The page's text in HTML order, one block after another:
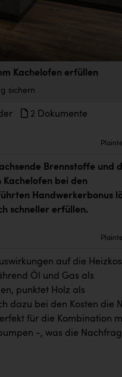
Kachelofen erfüllen
sichern
2 Dokumente
Brennstoffe und
bei den
Handwerkerbonus
schneller erfüllen.
auf die
Öl und Gas als
punktet Holz als
dazu bei den Kosten die
für die Kombination
-, was die